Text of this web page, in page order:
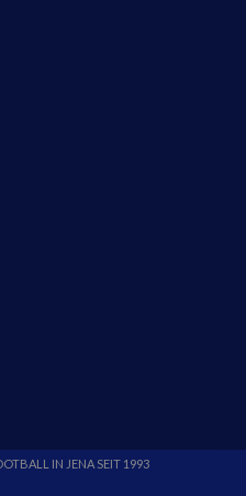
IN JENA SEIT 1993